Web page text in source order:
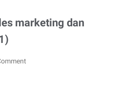
marketing dan